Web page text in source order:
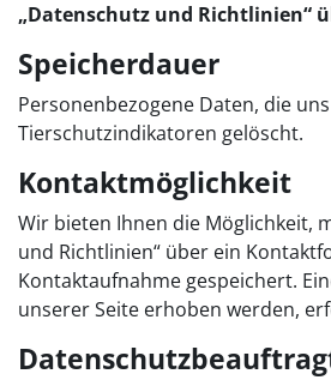
„Datenschutz und Richtlinien“
Speicherdauer
Personenbezogene Daten, die
Tierschutzindikatoren gelöscht.
Kontaktmöglichkeit
Wir bieten Ihnen die Möglichkeit,
und Richtlinien“ über ein
Kontaktaufnahme gespeichert.
unserer Seite erhoben werden,